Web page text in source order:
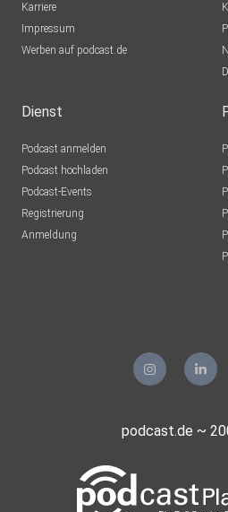
Karriere
Impressum
Werben auf podcast.de
Dienst
Podcast anmelden
Podcast hochladen
Podcast-Events
Registrierung
Anmeldung
podcast.de ~